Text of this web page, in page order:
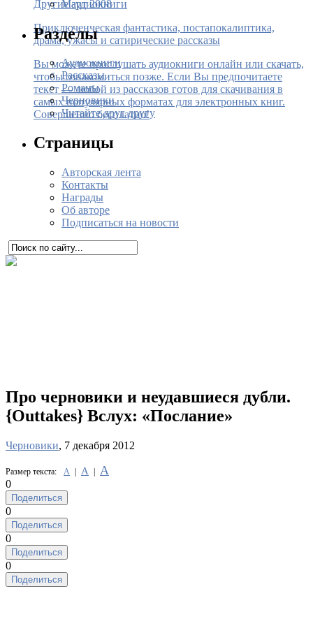
Другие аудиокниги
Приключенческая фантастика, постапокалиптика,
драма, ужасы и сатирические рассказы
Вы можете прослушать аудиокниги онлайн или скачать,
чтобы ознакомиться позже. Если Вы предпочитаете
текст — любой из рассказов готов для скачивания в
самых популярных форматах для электронных книг.
Совершенно бесплатно!
Март 2008
Разделы
Аудиокниги
Рассказы
Романы
Черновики
Читайте друг другу
Страницы
Авторская лента
Контакты
Награды
Об авторе
Подписаться на новости
Про черновики и неудавшиеся дубли.
{Outtakes} Вслух: «Послание»
Черновики, 7 декабря 2012
Размер текста: А А А
0
Поделиться
0
Поделиться
0
Поделиться
0
Поделиться